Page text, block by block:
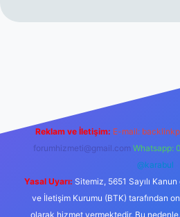
Reklam ve İletişim: E-mail:
forumhizmeti@gmail.com Whatsapp:
@karabul
Yasal Uyarı: Sitemiz, 5651 Sayılı
ve İletişim Kurumu (BTK) tarafından
olarak hizmet vermektedir. Bu